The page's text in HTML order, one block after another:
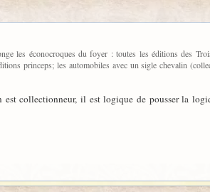
les éconocroques du foyer : toutes les éditions des
princeps; les automobiles avec un sigle chevalin
collectionneur, il est logique de pousser la